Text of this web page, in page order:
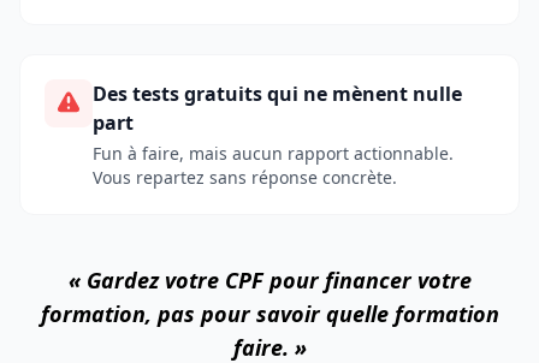
Des tests gratuits qui ne mènent nulle
part
Fun à faire, mais aucun rapport actionnable.
Vous repartez sans réponse concrète.
« Gardez votre CPF pour financer votre
formation, pas pour savoir quelle formation
faire. »